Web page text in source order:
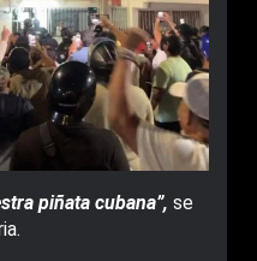
piñata cubana”, se